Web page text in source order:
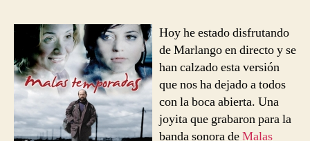
Hoy he estado disfrutando
de Marlango en directo y se
han calzado esta versión
que nos ha dejado a todos
con la boca abierta. Una
joyita que grabaron para la
banda sonora deMalas